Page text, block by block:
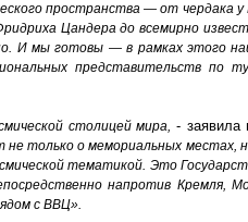
пространства — от чердака
Цандера до всемирно
И мы готовы — в рамках этого
представительств
столицей мира, - заявила
не только о мемориальных местах,
тематикой. Это
напротив Кремля,
с ВВЦ».